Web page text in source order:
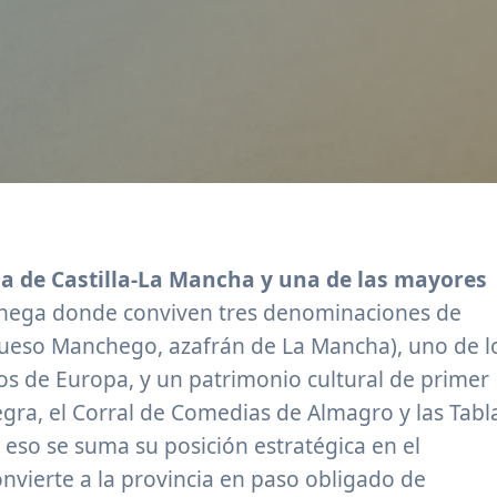
de Castilla-La Mancha y una de las mayores
donde conviven tres denominaciones de
Manchego, azafrán de La Mancha), uno de
de Europa, y un patrimonio cultural de primer
el Corral de Comedias de Almagro y las
se suma su posición estratégica en el
a la provincia en paso obligado de